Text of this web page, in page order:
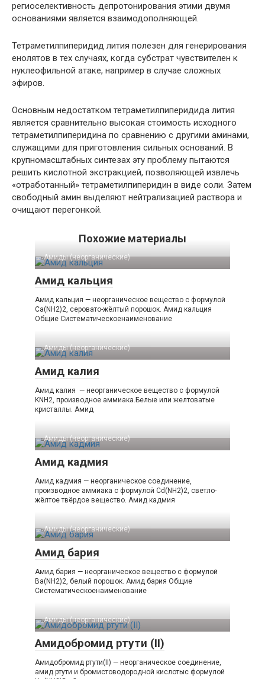
региоселективность депротонирования этими двумя
основаниями является взаимодополняющей.
Тетраметилпиперидид лития полезен для генерирования
енолятов в тех случаях, когда субстрат чувствителен к
нуклеофильной атаке, например в случае сложных
эфиров.
Основным недостатком тетраметилпиперидида лития
является сравнительно высокая стоимость исходного
тетраметилпиперидина по сравнению с другими аминами,
служащими для приготовления сильных оснований. В
крупномасштабных синтезах эту проблему пытаются
решить кислотной экстракцией, позволяющей извлечь
«отработанный» тетраметилпиперидин в виде соли. Затем
свободный амин выделяют нейтрализацией раствора и
очищают перегонкой.
Похожие материалы
Амиды (неорганические)‎
Амид кальция
Амид кальция — неорганическое вещество с формулой
Ca(NH2)2, серовато-жёлтый порошок. Амид кальция
Общие Систематическоенаименование
Амиды (неорганические)‎
Амид калия
Амид калия — неорганическое вещество с формулой
KNH2, производное аммиака.Белые или желтоватые
кристаллы. Амид
Амиды (неорганические)‎
Амид кадмия
Амид кадмия — неорганическое соединение,
производное аммиака с формулой Cd(NH2)2, светло-
жёлтое твёрдое вещество. Амид кадмия
Амиды (неорганические)‎
Амид бария
Амид бария — неорганическое вещество с формулой
Ba(NH2)2, белый порошок. Амид бария Общие
Систематическоенаименование
Амиды (неорганические)‎
Амидобромид ртути (II)
Амидобромид ртути(II) — неорганическое соединение,
амид ртути и бромистоводородной кислотыс формулой